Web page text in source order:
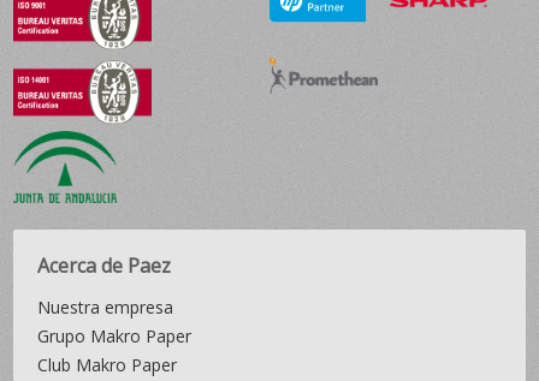
Acerca de Paez
Nuestra empresa
Grupo Makro Paper
Club Makro Paper